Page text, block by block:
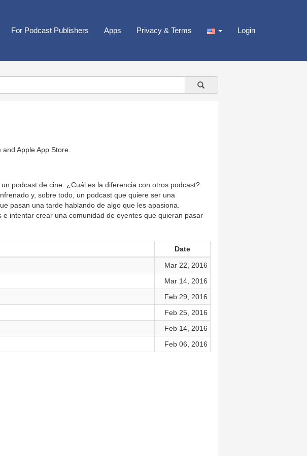
For Podcast Publishers Apps Privacy & Terms Login
and Apple App Store
podcast de cine. ¿Cuál es la diferencia con otros podcast?
y, sobre todo, un podcast que quiere ser una
pasan una tarde hablando de algo que les apasiona.
intentar crear una comunidad de oyentes que quieran pasar
Date
Mar 22, 2016
Mar 14, 2016
Feb 29, 2016
Feb 25, 2016
Feb 14, 2016
Feb 06, 2016